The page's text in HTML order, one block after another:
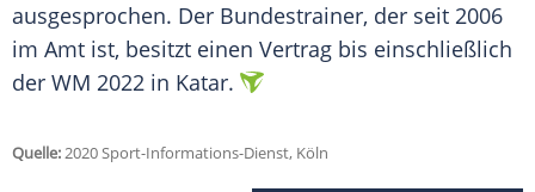
ausgesprochen. Der Bundestrainer, der seit 2006
im Amt ist, besitzt einen Vertrag bis einschließlich
der WM 2022 in Katar.
Quelle:2020 Sport-Informations-Dienst, Köln